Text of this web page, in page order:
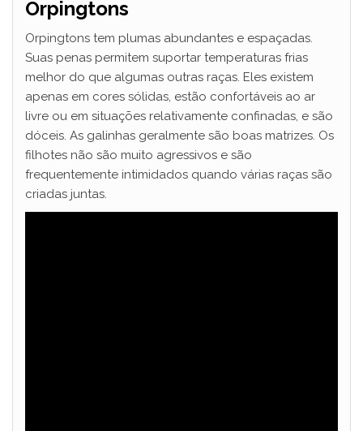
Orpingtons
Orpingtons tem plumas abundantes e espaçadas.
Suas penas permitem suportar temperaturas frias
melhor do que algumas outras raças. Eles existem
apenas em cores sólidas, estão confortáveis ao ar
livre ou em situações relativamente confinadas, e são
dóceis. As galinhas geralmente são boas matrizes. Os
filhotes não são muito agressivos e são
frequentemente intimidados quando várias raças são
criadas juntas.